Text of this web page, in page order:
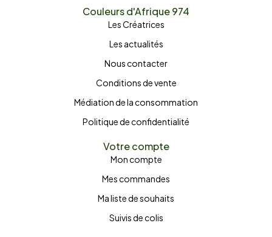
Couleurs d'Afrique 974
Les Créatrices
Les actualités
Nous contacter
Conditions de vente
Médiation de la consommation
Politique de confidentialité
Votre compte
Mon compte
Mes commandes
Ma liste de souhaits
Suivis de colis